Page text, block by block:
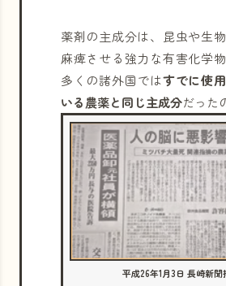
薬剤の主成分は、昆虫や生
麻痺させる強力な有害化学物
多くの諸外国ではすでに使
いる農薬と同じ主成分だった
平成26年1月3日 長崎新聞